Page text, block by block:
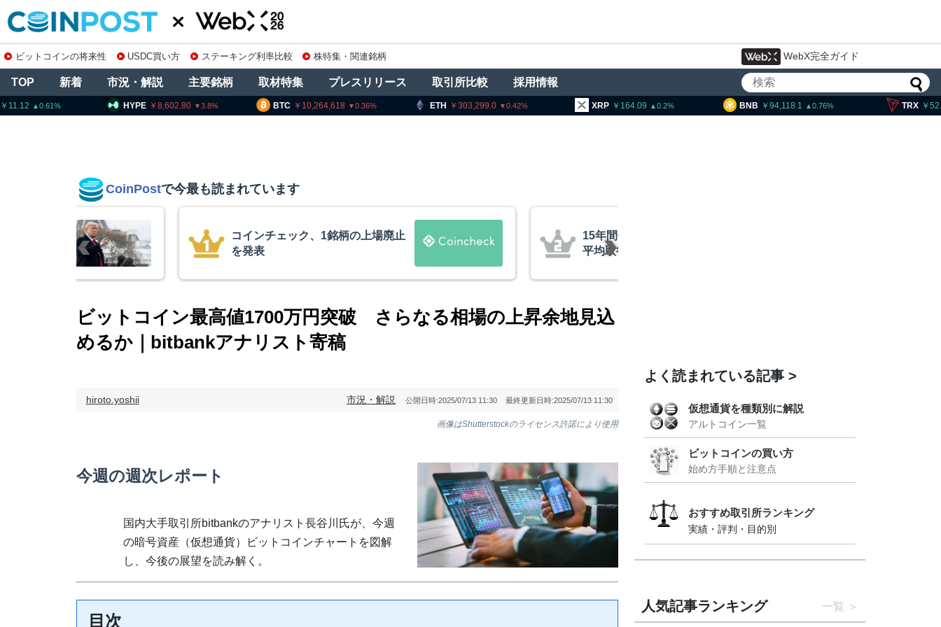
ビットコインの将来性 USDC買い方 ステーキング利率比較 株特集・関連銘柄 WebX完全ガイド
TOP 新着 市況・解説 主要銘柄 取材特集 プレスリリース 取引所比較 採用情報
10,264,618 0.36 303,299.0 0.42 164.09 0.2 94,118.1 0.76 52.00 0.6
8,602.80 3.8
CoinPostで今最も読まれています
チェック、1銘柄の上場廃止
15年間休眠のビットコインが移動、
平均取得単価は約10ドル
ビットコイン最高値1700万円突破 さらなる相場の上昇余地見込
めるか｜bitbankアナリスト寄稿
hiroto.yoshii 市況・解説 公開日時:2025/07/13 11:30 最終更新日時:2025/07/13 11:30
画像はShutterstockのライセンス許諾により使用
今週の週次レポート
国内大手取引所bitbankのアナリスト長谷川氏が、今週
の暗号資産（仮想通貨）ビットコインチャートを図解
し、今後の展望を読み解く。
目次
よく読まれている記事
仮想通貨を種類別に解説
アルトコイン一覧
ビットコインの買い方
始め方手順と注意点
おすすめ取引所ランキング
実績・評判・目的別
人気記事ランキング 一覧